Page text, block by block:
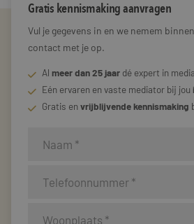
Gratis kennismaking aanvragen
Vul je gegevens in en we nemem
contact met je op.
Al meer dan 25 jaar dé expert in
Eén ervaren en vaste mediator bij jou
Gratis envrijblijvende kennismaking